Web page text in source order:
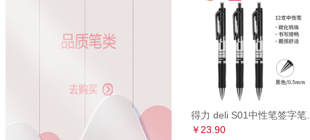
￥23.90